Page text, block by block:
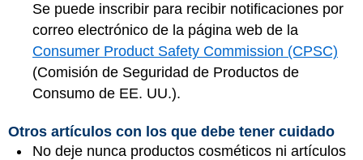
Se puede inscribir para recibir notificaciones por
correo electrónico de la página web de la
Consumer Product Safety Commission (CPSC)
(Comisión de Seguridad de Productos de
Consumo de EE. UU.).
Otros artículos con los que debe tener cuidado
No deje nunca productos cosméticos ni artículos